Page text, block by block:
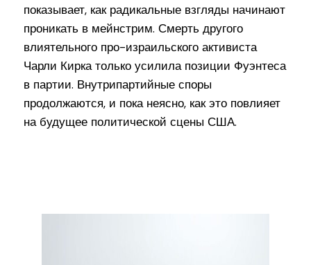
показывает, как радикальные взгляды начинают
проникать в мейнстрим. Смерть другого
влиятельного про-израильского активиста
Чарли Кирка только усилила позиции Фуэнтеса
в партии. Внутрипартийные споры
продолжаются, и пока неясно, как это повлияет
на будущее политической сцены США.